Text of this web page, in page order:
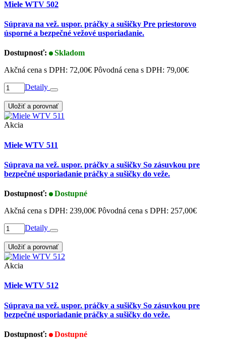
Miele WTV 502
Súprava na vež. uspor. práčky a sušičky Pre priestorovo
úsporné a bezpečné vežové usporiadanie.
Dostupnosť:
Skladom
Akčná cena s DPH: 72,00€ Pôvodná cena s DPH: 79,00€
Detaily
Uložiť a porovnať
Akcia
Miele WTV 511
Súprava na vež. uspor. práčky a sušičky So zásuvkou pre
bezpečné usporiadanie práčky a sušičky do veže.
Dostupnosť:
Dostupné
Akčná cena s DPH: 239,00€ Pôvodná cena s DPH: 257,00€
Detaily
Uložiť a porovnať
Akcia
Miele WTV 512
Súprava na vež. uspor. práčky a sušičky So zásuvkou pre
bezpečné usporiadanie práčky a sušičky do veže.
Dostupnosť:
Dostupné